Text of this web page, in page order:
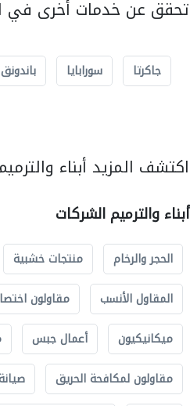
تحقق عن خدمات أخرى في
جاكرتا سورابايا باندونق
اكتشف المزيد أبناء
أبناء والترميم الشركات
الحجر والرخام منتجات خشبية
المقاول الأنسب
مقاولون
ميكانيكيون
أعمال جبس
مقاولون لمكافحة الحريق